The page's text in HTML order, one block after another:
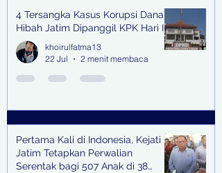
4 Tersangka Kasus Korupsi Dana
Hibah Jatim Dipanggil KPK Hari Ini
khoirulfatma13
22 Jul
2 menit membaca
Pertama Kali di Indonesia, Kejati
Jatim Tetapkan Perwalian
Serentak bagi 507 Anak di 38